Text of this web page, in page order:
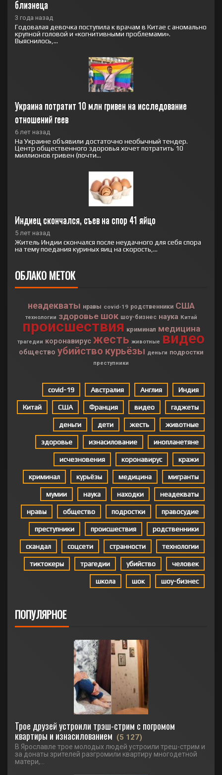
близнеца
3 года назад
Годовалая девочка поступила к врачам в Китае с аномально
крупной головой и «когнитивными проблемами».
Выяснилось,...
Украина потратит 10 млн гривен на исследование
отношений геев
6 лет назад
На Украине объявили достаточно необычный тендер.
Центр общественного здоровья хочет потратить 10
миллионов гривен (почти...
Индиец скончался, съев на спор 41 яйцо
5 лет назад
Житель Индии скончался после неудачного для себя спора
на тему поедания куриных яиц на скорость,...
ОБЛАКО МЕТОК
неадекваты нравы covid-19 родственники США
технологии здоровье шок шоу-бизнес наука Китай
происшествия криминал медицина
трагедии коронавирус жесть животные видео
общество убийство курьёзы деньги подростки
преступники
covid-19 Австралия Англия Индия
Китай США Франция видео гаджеты
деньги дети жесть животные
здоровье изнасилование инопланетяне
исчезновения коронавирус кражи
криминал курьёзы медицина мигранты
мумии наука находки неадекваты
нравы общество подростки правосудие
преступники происшествия родственники
скандал соцсети странности технологии
тиктокеры трагедии убийство человек
школа шок шоу-бизнес
ПОПУЛЯРНОЕ
Трое друзей устроили трэш-стрим с погромом
квартиры и изнасилованием (5 127)
В Ярославле трое молодых людей устроили треш-стрим и
за донаты зрителей разгромили квартиру многодетной
матери,...